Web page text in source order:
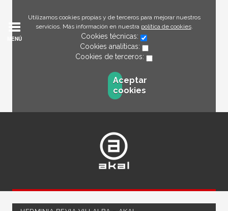
Utilizamos cookies propias y de terceros para mejorar nuestros
servicios. Más información en nuestra política de cookies.
Cookies técnicas:
Cookies analíticas:
Cookies de terceros:
Aceptar
cookies
MENÚ